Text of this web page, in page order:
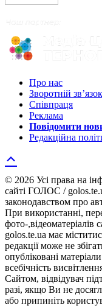
Про нас
Зворотній зв’язок
Співпраця
Реклама
Повідомити
Редакційна
© 2026 Усі права на
сайті ГОЛОС /
законодавством про
При використанні,
фото-
golos.te.ua має
редакції може не
опубліковані
всебічність
Сайтом, відвідувач
разі, якщо Ви не
або припиніть